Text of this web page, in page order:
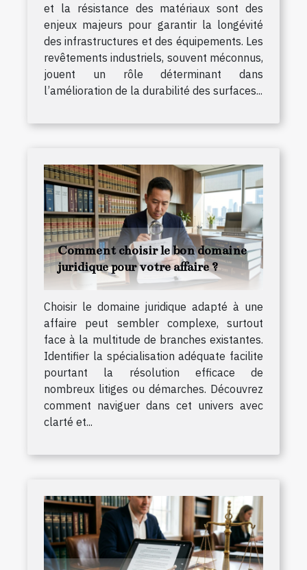
et la résistance des matériaux sont des
enjeux majeurs pour garantir la longévité
des infrastructures et des équipements. Les
revêtements industriels, souvent méconnus,
jouent un rôle déterminant dans
l’amélioration de la durabilité des surfaces...
Comment choisir le bon domaine
juridique pour votre affaire ?
Choisir le domaine juridique adapté à une
affaire peut sembler complexe, surtout
face à la multitude de branches existantes.
Identifier la spécialisation adéquate facilite
pourtant la résolution efficace de
nombreux litiges ou démarches. Découvrez
comment naviguer dans cet univers avec
clarté et...